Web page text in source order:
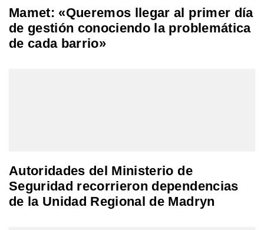
Mamet: «Queremos llegar al primer día
de gestión conociendo la problemática
de cada barrio»
Autoridades del Ministerio de
Seguridad recorrieron dependencias
de la Unidad Regional de Madryn